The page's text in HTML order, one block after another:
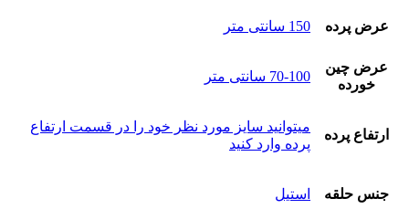
عرض پرده 150 سانتی متر
عرض چین
خورده
70-100 سانتی متر
ارتفاع پرده
میتوانید سایز مورد نظر خود را در قسمت ارتفاع
پرده وارد کنید
جنس حلقه استیل